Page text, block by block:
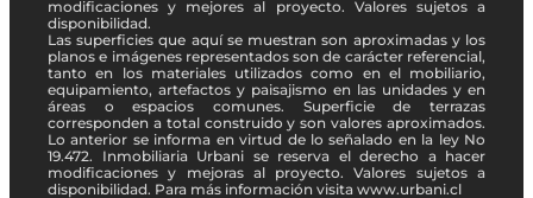
modificaciones y mejores al proyecto. Valores sujetos a
disponibilidad.
Las superficies que aquí se muestran son aproximadas y los
planos e imágenes representados son de carácter referencial,
tanto en los materiales utilizados como en el mobiliario,
equipamiento, artefactos y paisajismo en las unidades y en
áreas o espacios comunes. Superficie de terrazas
corresponden a total construido y son valores aproximados.
Lo anterior se informa en virtud de lo señalado en la ley No
19.472. Inmobiliaria Urbani se reserva el derecho a hacer
modificaciones y mejoras al proyecto. Valores sujetos a
disponibilidad. Para más información visita www.urbani.cl